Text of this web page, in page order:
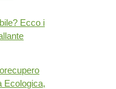
Ecco i
Ecologica,